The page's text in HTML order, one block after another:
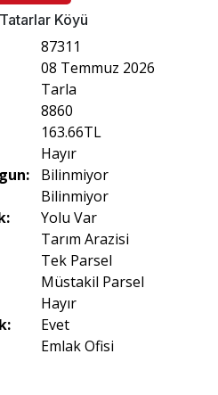
Tatarlar Köyü
87311
08 Temmuz 2026
Tarla
8860
163.66TL
Hayır
Bilinmiyor
Bilinmiyor
Yolu Var
Tarım Arazisi
Tek Parsel
Müstakil Parsel
Hayır
Evet
Emlak Ofisi